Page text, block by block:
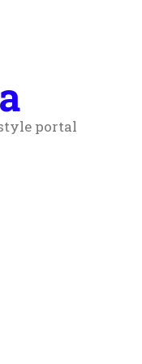
portal